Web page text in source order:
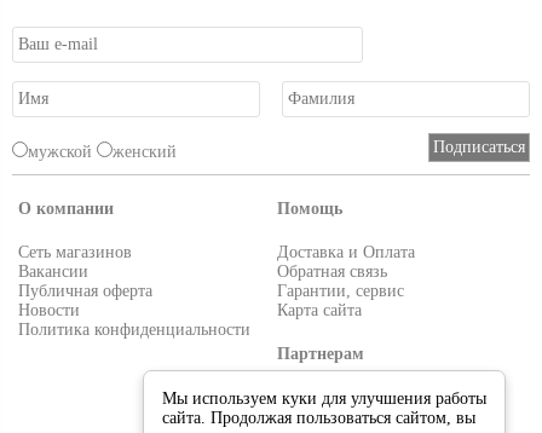
мужской женский
О компании
Сеть магазинов
Вакансии
Публичная оферта
Новости
Политика конфиденциальности
Помощь
Доставка и Оплата
Обратная связь
Гарантии, сервис
Карта сайта
Партнерам
Условия работы
Реквизиты
Мы используем куки для улучшения работы
сайта. Продолжая пользоваться сайтом, вы